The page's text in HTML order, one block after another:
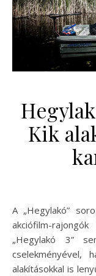
Kik
A „Hegylakó” sorozat már évtizedek óta a fantasy és
akciófilm-
„Hegylakó 3”
cselekményével,
alakításokkal is